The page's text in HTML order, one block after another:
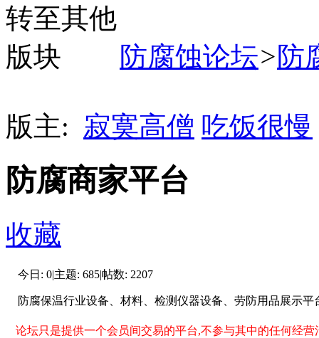
防腐蚀论坛>防
版主: 寂寞高僧 吃饭很慢
防腐商家平台
收藏
今日: 0|主题: 685|帖数: 2207
防腐保温行业设备、材料、检测仪器设备、劳防用品展示平
论坛只是提供一个会员间交易的平台,不参与其中的任何经